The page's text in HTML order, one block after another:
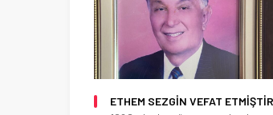
ETHEM SEZGİN VEFAT ETMİŞTİR